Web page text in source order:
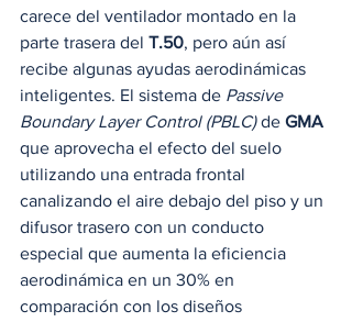
carece del ventilador montado en la
parte trasera del T.50, pero aún así
recibe algunas ayudas aerodinámicas
inteligentes. El sistema de Passive
Boundary Layer Control (PBLC) de GMA
que aprovecha el efecto del suelo
utilizando una entrada frontal
canalizando el aire debajo del piso y un
difusor trasero con un conducto
especial que aumenta la eficiencia
aerodinámica en un 30% en
comparación con los diseños